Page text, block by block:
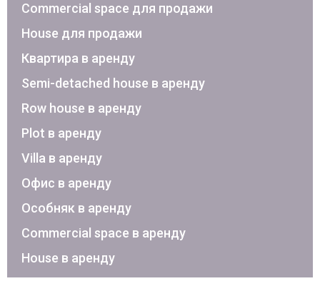
Commercial space для продажи
House для продажи
Квартира в аренду
Semi-detached house в аренду
Row house в аренду
Plot в аренду
Villa в аренду
Офис в аренду
Особняк в аренду
Commercial space в аренду
House в аренду